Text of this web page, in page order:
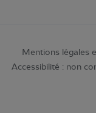
Mentions légales
Accessibilité : non